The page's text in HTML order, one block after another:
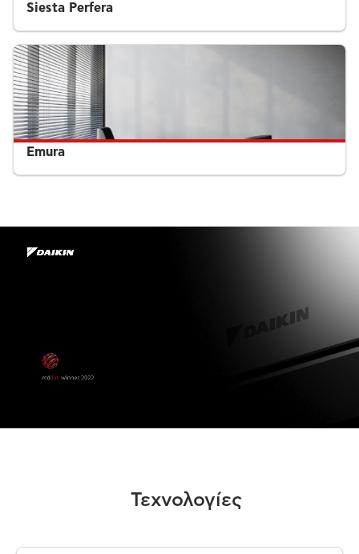
Siesta Perfera
Emura
Τεχνολογίες